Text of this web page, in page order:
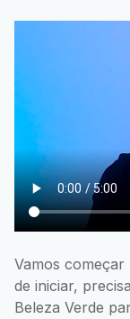
Vamos começar
de iniciar,
Beleza Verde